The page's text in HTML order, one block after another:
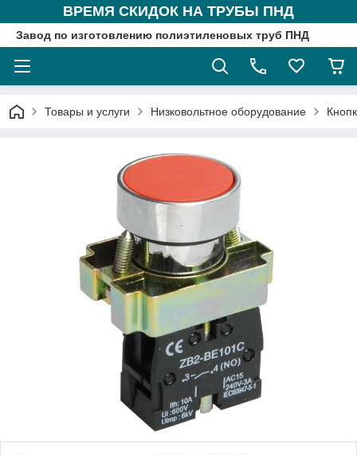
ВРЕМЯ СКИДОК НА ТРУБЫ ПНД
Завод по изготовлению полиэтиленовых труб ПНД
Товары и услуги Низковольтное оборудование